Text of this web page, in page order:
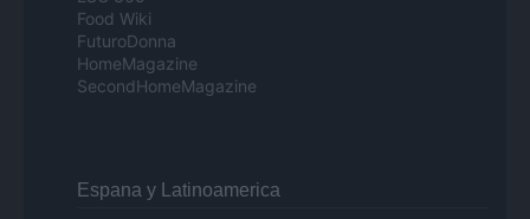
Food Wiki
FuturoDonna
HomeMagazine
SecondHomeMagazine
Espana y Latinoamerica